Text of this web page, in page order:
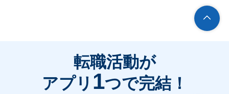
転職活動が
アプリ 1つで完結！